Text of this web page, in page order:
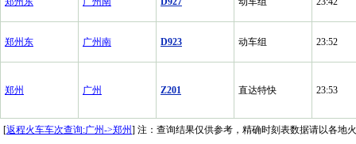
郑州东 广州南 D923 动车组 23:52
郑州 广州 Z201 直达特快 23:53
[返程火车车次查询:广州->郑州] 注：查询结果仅供参考，精确时刻表数据请以各地